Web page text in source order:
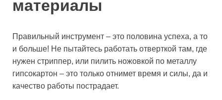
материалы
Правильный инструмент – это половина успеха, а то
и больше! Не пытайтесь работать отверткой там, где
нужен стриппер, или пилить ножовкой по металлу
гипсокартон – это только отнимет время и силы, да и
качество работы пострадает.